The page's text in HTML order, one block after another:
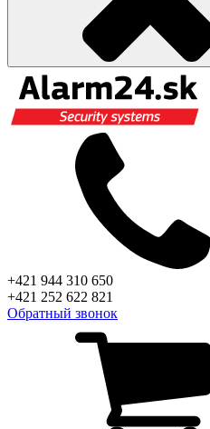
+421 944 310 650
+421 252 622 821
Обратный звонок